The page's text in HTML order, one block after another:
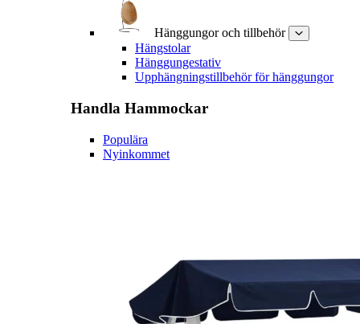
Hänggungor och tillbehör
Hängstolar
Hänggungestativ
Upphängningstillbehör för hänggungor
Handla Hammockar
Populära
Nyinkommet